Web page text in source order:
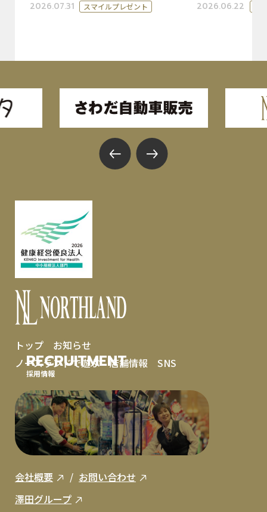
2026.07.31 スマイルプレゼント 2026.06.22
トップ
お知らせ
ノースランドで遊ぶ
店舗情報 SNS
RECRUITMENT
採用情報
会社概要
お問い合わせ
澤田グループ